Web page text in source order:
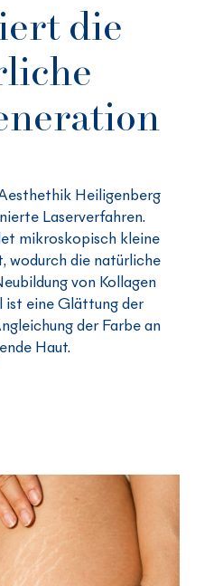
die
Heiligenberg
Laserverfahren.
mikroskopisch kleine
wodurch die natürliche
von Kollagen
ist eine Glättung der
der Farbe an
Haut.